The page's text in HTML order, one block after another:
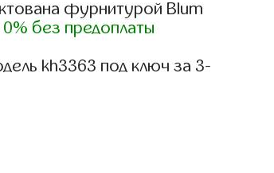
фурнитурой Blum
без предоплаты
kh3363 под ключ за 3-